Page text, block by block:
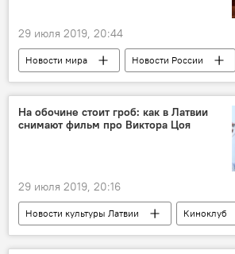
29 июля 2019, 20:44
Новости мира
Новости России
Новости Балтии
Россия
калийные удобрения
грузоперевозки
Транзит
На обочине стоит гроб: как в Латвии
снимают фильм про Виктора Цоя
29 июля 2019, 20:16
Новости культуры Латвии
Киноклуб
Виктор Цой
Латвия